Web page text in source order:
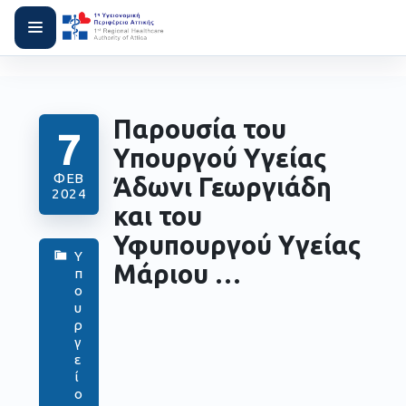
7
ΦΕΒ
2024
Υ
π
ο
υ
ρ
γ
ε
ί
ο
Παρουσία του
Υπουργού Υγείας
Άδωνι Γεωργιάδη
και του
Υφυπουργού Υγείας
Μάριου …